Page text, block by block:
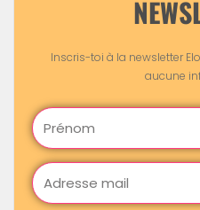
Inscris-toi à la newsletter
aucune